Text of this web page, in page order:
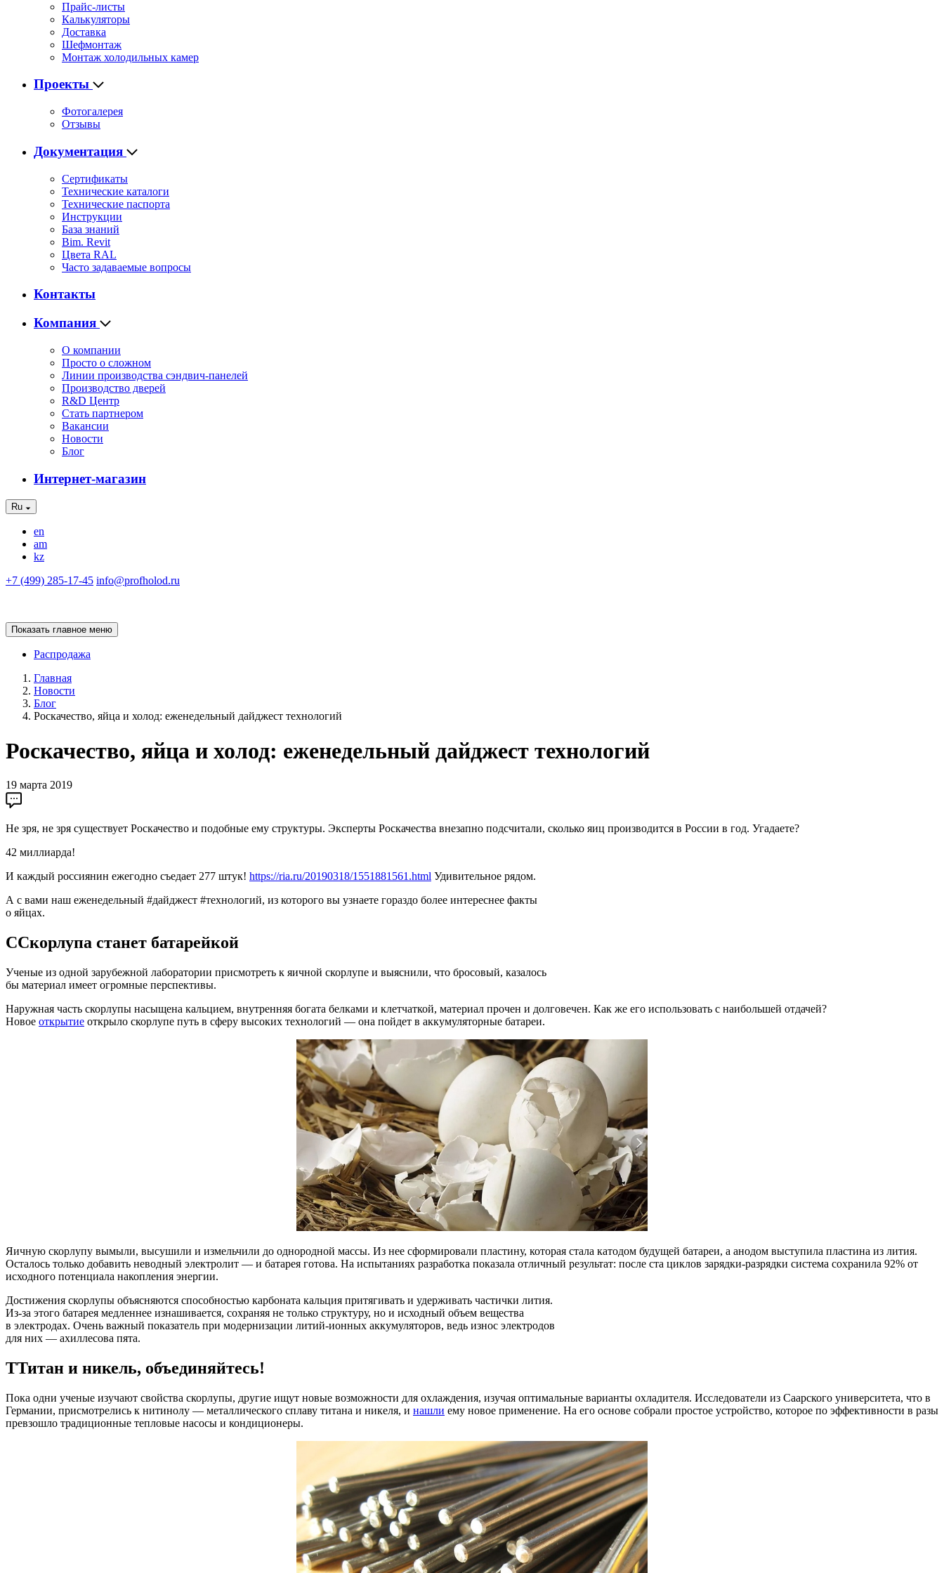
Прайс-листы
Калькуляторы
Доставка
Шефмонтаж
Монтаж холодильных камер
Проекты
Фотогалерея
Отзывы
Документация
Сертификаты
Технические каталоги
Технические паспорта
Инструкции
База знаний
Bim. Revit
Цвета RAL
Часто задаваемые вопросы
Контакты
Компания
О компании
Просто о сложном
Линии производства сэндвич-панелей
Производство дверей
R&D Центр
Стать партнером
Вакансии
Новости
Блог
Интернет-магазин
Ru
en
am
kz
+7 (499) 285-17-45 info@profholod.ru
Показать главное меню
Распродажа
Главная
Новости
Блог
Роскачество, яйца и холод: еженедельный дайджест технологий
Роскачество, яйца и холод: еженедельный дайджест технологий
19 марта 2019
Не зря, не зря существует Роскачество и подобные ему структуры. Эксперты Роскачества внезапно подсчитали, сколько яиц производится в России в год. Угадаете?
42 миллиарда!
И каждый россиянин ежегодно съедает 277 штук! https://ria.ru/20190318/1551881561.html Удивительное рядом.
А с вами наш еженедельный #дайджест #технологий, из которого вы узнаете гораздо более интереснее факты
о яйцах.
ССкорлупа станет батарейкой
Ученые из одной зарубежной лаборатории присмотреть к яичной скорлупе и выяснили, что бросовый, казалось
бы материал имеет огромные перспективы.
Наружная часть скорлупы насыщена кальцием, внутренняя богата белками и клетчаткой, материал прочен и долговечен. Как же его использовать с наибольшей отдачей?
Новое открытие открыло скорлупе путь в сферу высоких технологий — она пойдет в аккумуляторные батареи.
Яичную скорлупу вымыли, высушили и измельчили до однородной массы. Из нее сформировали пластину, которая стала катодом будущей батареи, а анодом выступила пластина из лития.
Осталось только добавить неводный электролит — и батарея готова. На испытаниях разработка показала отличный результат: после ста циклов зарядки-разрядки система сохранила 92% от
исходного потенциала накопления энергии.
Достижения скорлупы объясняются способностью карбоната кальция притягивать и удерживать частички лития.
Из-за этого батарея медленнее изнашивается, сохраняя не только структуру, но и исходный объем вещества
в электродах. Очень важный показатель при модернизации литий-ионных аккумуляторов, ведь износ электродов
для них — ахиллесова пята.
ТТитан и никель, объединяйтесь!
Пока одни ученые изучают свойства скорлупы, другие ищут новые возможности для охлаждения, изучая оптимальные варианты охладителя. Исследователи из Саарского университета, что в
Германии, присмотрелись к нитинолу — металлического сплаву титана и никеля, и нашли ему новое применение. На его основе собрали простое устройство, которое по эффективности в разы
превзошло традиционные тепловые насосы и кондиционеры.